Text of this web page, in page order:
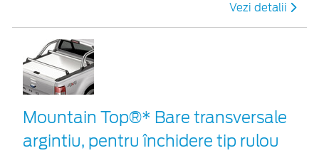
Vezi detalii
Mountain Top®* Bare transversale
argintiu, pentru închidere tip rulou